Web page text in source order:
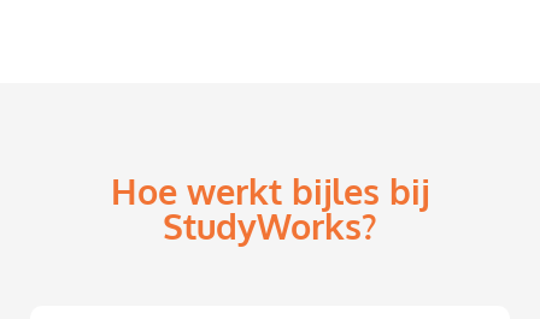
Hoe werkt bijles bij
StudyWorks?